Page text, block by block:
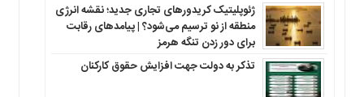
ژئوپلیتیک کریدورهای تجاری جدید؛ نقشه انرژی
منطقه‌ از نو ترسیم می‌شود؟ | پیامدهای رقابت
برای دور زدن تنگه هرمز
تذکر به دولت جهت افزایش حقوق کارکنان ‌